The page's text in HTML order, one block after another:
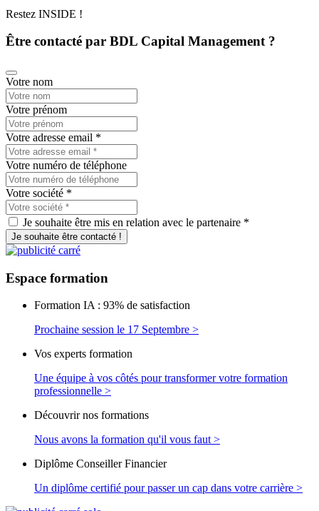
Restez INSIDE !
Être contacté par BDL Capital Management ?
Votre nom
Votre prénom
Votre adresse email *
Votre numéro de téléphone
Votre société *
Je souhaite être mis en relation avec le partenaire *
Je souhaite être contacté !
Espace formation
Formation IA : 93% de satisfaction
Prochaine session le 17 Septembre >
Vos experts formation
Une équipe à vos côtés pour transformer votre formation
professionnelle >
Découvrir nos formations
Nous avons la formation qu'il vous faut >
Diplôme Conseiller Financier
Un diplôme certifié pour passer un cap dans votre carrière >